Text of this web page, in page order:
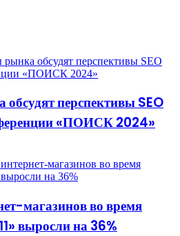
перспективы SEO
«ПОИСК 2024»
магазинов во время
выросли на 36%